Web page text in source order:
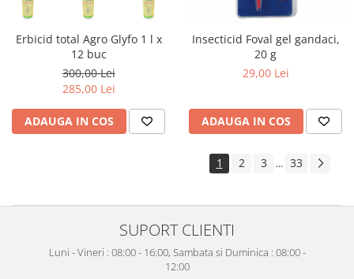
Erbicid total Agro Glyfo 1 l x
12 buc
300,00 Lei
285,00 Lei
ADAUGA IN COS
Insecticid Foval gel gandaci,
20 g
29,00 Lei
ADAUGA IN COS
1 2 3 ... 33
SUPORT CLIENTI
Luni - Vineri : 08:00 - 16:00, Sambata si Duminica : 08:00 -
12:00